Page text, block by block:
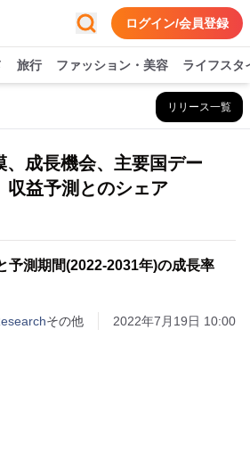
ログイン/会員登録
旅行 ファッション・美容 ライフスタ
リリース一覧
、成長機会、主要国デー
収益予測とのシェア
予測期間(2022-2031年)の成長率
その他 2022年7月19日 10:00